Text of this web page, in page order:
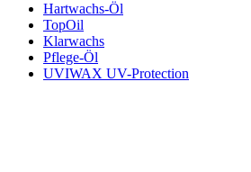
Hartwachs-Öl
TopOil
Klarwachs
Pflege-Öl
UVIWAX UV-Protection